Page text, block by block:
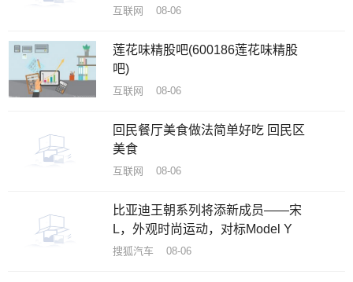
互联网 08-06
莲花味精股吧(600186莲花味精股
吧)
互联网 08-06
回民餐厅美食做法简单好吃 回民区
美食
互联网 08-06
比亚迪王朝系列将添新成员——宋
L，外观时尚运动，对标Model Y
搜狐汽车 08-06